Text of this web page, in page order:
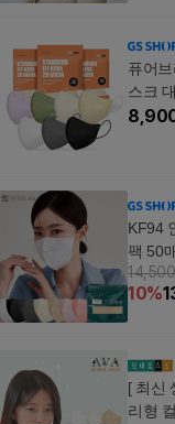
퓨어
스크
KF94
팩 50
10%
[ 최신
리형